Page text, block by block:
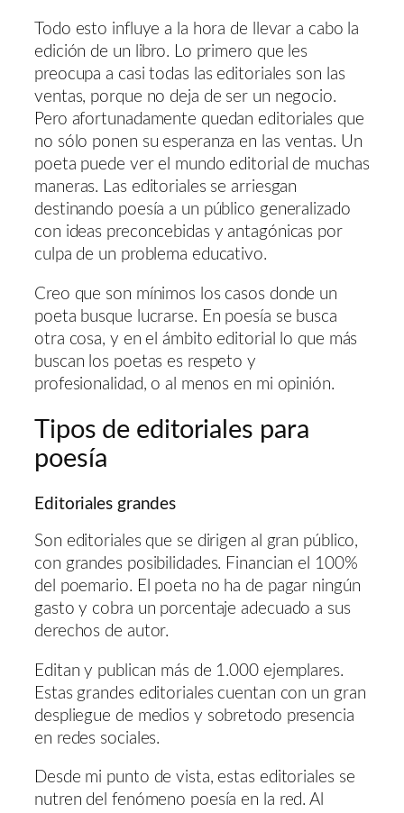
Todo esto influye a la hora de llevar a cabo la
edición de un libro. Lo primero que les
preocupa a casi todas las editoriales son las
ventas, porque no deja de ser un negocio.
Pero afortunadamente quedan editoriales que
no sólo ponen su esperanza en las ventas. Un
poeta puede ver el mundo editorial de muchas
maneras. Las editoriales se arriesgan
destinando poesía a un público generalizado
con ideas preconcebidas y antagónicas por
culpa de un problema educativo.
Creo que son mínimos los casos donde un
poeta busque lucrarse. En poesía se busca
otra cosa, y en el ámbito editorial lo que más
buscan los poetas es respeto y
profesionalidad, o al menos en mi opinión.
Tipos de editoriales para
poesía
Editoriales grandes
Son editoriales que se dirigen al gran público,
con grandes posibilidades. Financian el 100%
del poemario. El poeta no ha de pagar ningún
gasto y cobra un porcentaje adecuado a sus
derechos de autor.
Editan y publican más de 1.000 ejemplares.
Estas grandes editoriales cuentan con un gran
despliegue de medios y sobretodo presencia
en redes sociales.
Desde mi punto de vista, estas editoriales se
nutren del fenómeno poesía en la red. Al